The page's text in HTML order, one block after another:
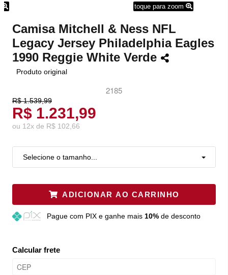
toque para zoom
Camisa Mitchell & Ness NFL
Legacy Jersey Philadelphia Eagles
1990 Reggie White Verde
Produto original
2185
R$ 1.539,99
R$ 1.231,99
ou 12x de R$ 102,66
Selecione o tamanho...
ADICIONAR AO CARRINHO
Pague com PIX e ganhe mais 10%de desconto
Calcular frete